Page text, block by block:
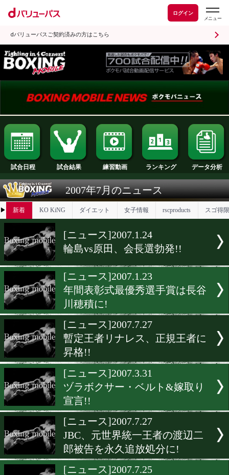
ログイン
dバリューパスご契約済みの方はこちら
試合日程 試合結果 練習動画 ランキング
2007年7月のニュース
▶ 新着 KO KiNG ダイエット 女子情報
[ニュース]2007.1.24
輪島vs原田、会長選勃発!!
[ニュース]2007.1.23
年間表彰式最優秀選手賞は
川穂積に!
[ニュース]2007.7.27
暫定王者リナレス、正規王
昇格!!
[ニュース]2007.3.31
ヅラボクサー・ベルト&嫁